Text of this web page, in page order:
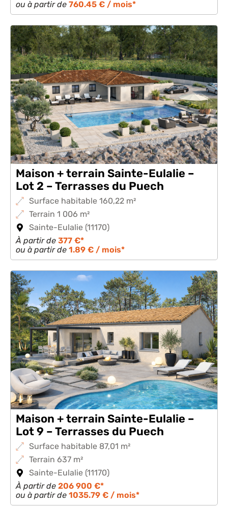
ou à partir de 760.45 € / mois*
Maison + terrain Sainte-Eulalie –
Lot 2 – Terrasses du Puech
Surface habitable 160,22 m²
Terrain 1 006 m²
Sainte-Eulalie (11170)
À partir de 377 €*
ou à partir de 1.89 € / mois*
Maison + terrain Sainte-Eulalie –
Lot 9 – Terrasses du Puech
Surface habitable 87,01 m²
Terrain 637 m²
Sainte-Eulalie (11170)
À partir de 206 900 €*
ou à partir de 1035.79 € / mois*